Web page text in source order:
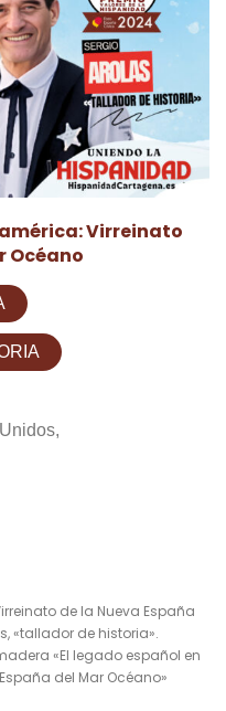
Virreinato
Océano
de la Nueva España
«tallador de historia».
«El legado español en
del Mar Océano»